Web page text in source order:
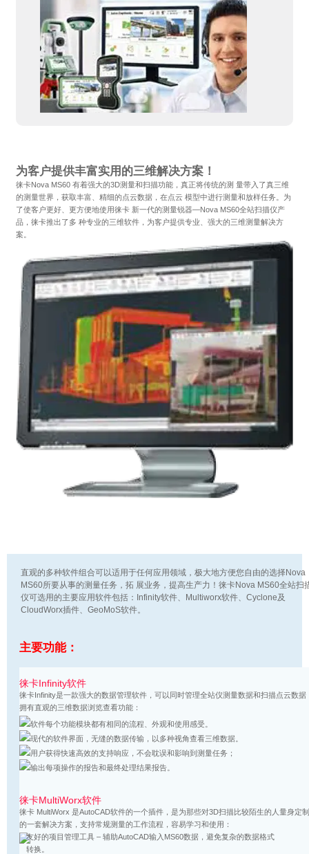
为客户提供丰富实用的三维解决方案！
徕卡Nova MS60 有着强大的3D测量和扫描功能，真正将传统的测 量带入了真三维
的测量世界，获取丰富、精细的点云数据，在点云 模型中进行测量和放样任务。为
了使客户更好、更方便地使用徕卡 新一代的测量锐器—Nova MS60全站扫描仪产
品，徕卡推出了多 种专业的三维软件，为客户提供专业、强大的三维测量解决方
案。
直观的多种软件组合可以适用于任何应用领域，极大地方便您自由的选择Nova
MS60所要从事的测量任务，拓 展业务，提高生产力！徕卡Nova MS60全站扫
仪可选用的主要应用软件包括：Infinity软件、Multiworx软件、Cyclone及
CloudWorx插件、GeoMoS软件。
主要功能：
徕卡Infinity软件
徕卡Infinity是一款强大的数据管理软件，可以同时管理全站仪测量数据和扫描点云数据
拥有直观的三维数据浏览查看功能：
软件每个功能模块都有相同的流程、外观和使用感受。
现代的软件界面，无缝的数据传输，以多种视角查看三维数据。
用户获得快速高效的支持响应，不会耽误和影响到测量任务；
输出每项操作的报告和最终处理结果报告。
徕卡MultiWorx软件
徕卡 MultiWorx 是AutoCAD软件的一个插件，是为那些对3D扫描比较陌生的人量身定制
的一套解决方案，支持常规测量的工作流程，容易学习和使用：
友好的项目管理工具 – 辅助AutoCAD输入MS60数据，避免复杂的数据格式
转换。